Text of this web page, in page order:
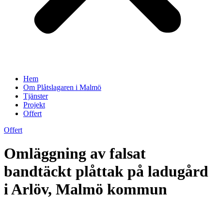
Hem
Om Plåtslagaren i Malmö
Tjänster
Projekt
Offert
Offert
Omläggning av falsat
bandtäckt plåttak på ladugård
i Arlöv, Malmö kommun